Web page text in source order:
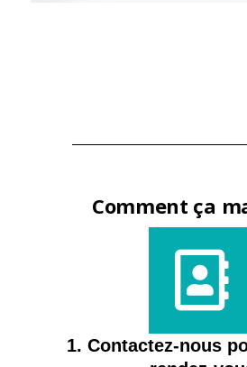
Comment ça
1. Contactez-nous